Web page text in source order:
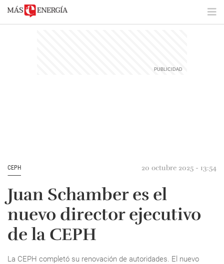
CEPH 20 octubre 2025 - 13:54
Juan Schamber es el
nuevo director ejecutivo
de la CEPH
La CEPH completó su renovación de autoridades. El nuevo